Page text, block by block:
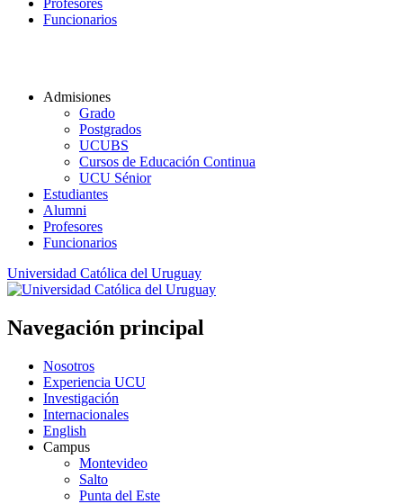
Funcionarios
Admisiones
Grado
Postgrados
UCUBS
Cursos de Educación Continua
UCU Sénior
Estudiantes
Alumni
Profesores
Funcionarios
Universidad Católica del Uruguay
Navegación principal
Nosotros
Experiencia UCU
Investigación
Internacionales
English
Campus
Montevideo
Salto
Punta del Este